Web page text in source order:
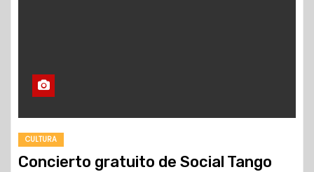
CULTURA
Concierto gratuito de Social Tango